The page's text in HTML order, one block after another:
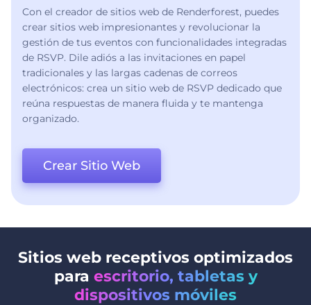
Con el creador de sitios web de Renderforest, puedes
crear sitios web impresionantes y revolucionar la
gestión de tus eventos con funcionalidades integradas
de RSVP. Dile adiós a las invitaciones en papel
tradicionales y las largas cadenas de correos
electrónicos: crea un sitio web de RSVP dedicado que
reúna respuestas de manera fluida y te mantenga
organizado.
Crear Sitio Web
Sitios web receptivos optimizados
para escritorio, tabletas y
dispositivos móviles